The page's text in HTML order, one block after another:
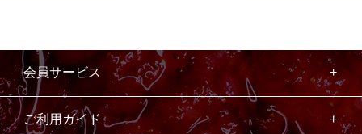
会員サービス
ご利用ガイド